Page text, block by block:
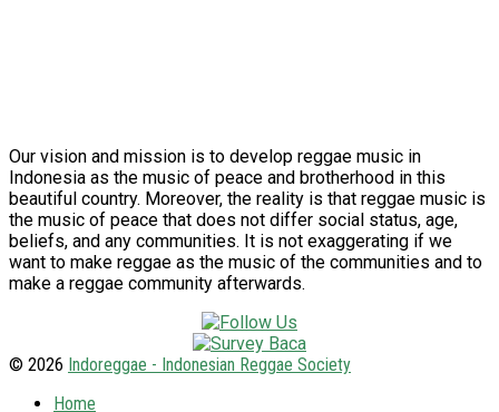
Our vision and mission is to develop reggae music in
Indonesia as the music of peace and brotherhood in this
beautiful country. Moreover, the reality is that reggae music is
the music of peace that does not differ social status, age,
beliefs, and any communities. It is not exaggerating if we
want to make reggae as the music of the communities and to
make a reggae community afterwards.
© 2026 Indoreggae - Indonesian Reggae Society
Home